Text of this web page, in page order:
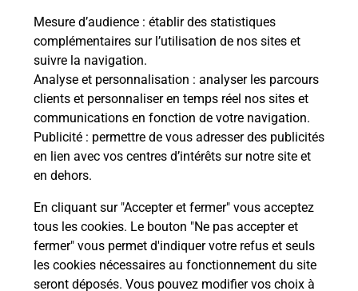
Mesure d’audience : établir des statistiques
complémentaires sur l’utilisation de nos sites et
suivre la navigation.
Analyse et personnalisation : analyser les parcours
clients et personnaliser en temps réel nos sites et
communications en fonction de votre navigation.
Publicité : permettre de vous adresser des publicités
en lien avec vos centres d’intérêts sur notre site et
en dehors.
En cliquant sur "Accepter et fermer" vous acceptez
tous les cookies. Le bouton "Ne pas accepter et
fermer" vous permet d'indiquer votre refus et seuls
les cookies nécessaires au fonctionnement du site
seront déposés. Vous pouvez modifier vos choix à
La Poste
en ligne
Ouvert 24h/24
En savoir plus
BASSE GOULAINE
CONSIGNE LECLERC BASSE GOULAINE